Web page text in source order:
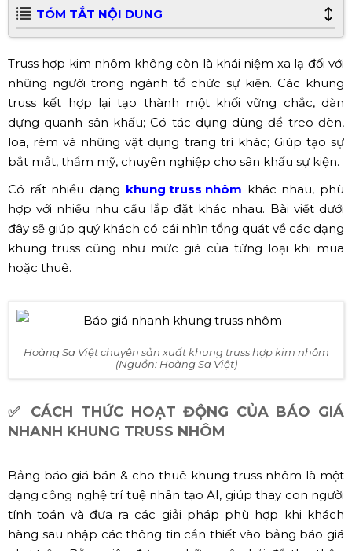
TÓM TẮT NỘI DUNG
Truss hợp kim nhôm không còn là khái niệm xa lạ đối với
những người trong ngành tổ chức sự kiện. Các khung
truss kết hợp lại tạo thành một khối vững chắc, dàn
dựng quanh sân khấu; Có tác dụng dùng để treo đèn,
loa, rèm và những vật dụng trang trí khác; Giúp tạo sự
bắt mắt, thẩm mỹ, chuyên nghiệp cho sân khấu sự kiện.
Có rất nhiều dạng khung truss nhôm khác nhau, phù
hợp với nhiều nhu cầu lắp đặt khác nhau. Bài viết dưới
đây sẽ giúp quý khách có cái nhìn tổng quát về các dạng
khung truss cũng như mức giá của từng loại khi mua
hoặc thuê.
Hoàng Sa Việt chuyên sản xuất khung truss hợp kim nhôm
(Nguồn: Hoàng Sa Việt)
✅ CÁCH THỨC HOẠT ĐỘNG CỦA BÁO GIÁ
NHANH KHUNG TRUSS NHÔM
Bảng báo giá bán & cho thuê khung truss nhôm là một
dạng công nghệ trí tuệ nhân tạo AI, giúp thay con người
tính toán và đưa ra các giải pháp phù hợp khi khách
hàng sau nhập các thông tin cần thiết vào bảng báo giá